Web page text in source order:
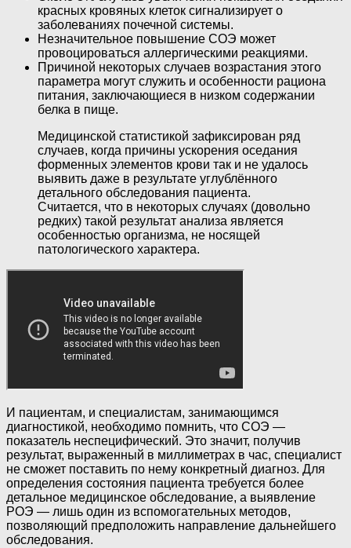
красных кровяных клеток сигнализирует о
заболеваниях почечной системы.
Незначительное повышение СОЭ может
провоцироваться аллергическими реакциями.
Причиной некоторых случаев возрастания этого
параметра могут служить и особенности рациона
питания, заключающиеся в низком содержании
белка в пище.
Медицинской статистикой зафиксирован ряд
случаев, когда причины ускорения оседания
форменных элементов крови так и не удалось
выявить даже в результате углублённого
детального обследования пациента.
Считается, что в некоторых случаях (довольно
редких) такой результат анализа является
особенностью организма, не носящей
патологического характера.
И пациентам, и специалистам, занимающимся
диагностикой, необходимо помнить, что СОЭ —
показатель неспецифический. Это значит, получив
результат, выраженный в миллиметрах в час, специалист
не сможет поставить по нему конкретный диагноз. Для
определения состояния пациента требуется более
детальное медицинское обследование, а выявление
РОЭ — лишь один из вспомогательных методов,
позволяющий предположить направление дальнейшего
обследования.